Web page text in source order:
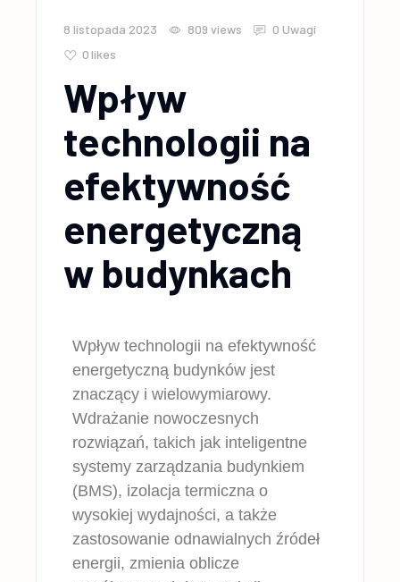
8 listopada 2023 809views
0 Uwagi
0 likes
Wpływ
technologii na
efektywność
energetyczną
w budynkach
Wpływ technologii na efektywność
energetyczną budynków jest
znaczący i wielowymiarowy.
Wdrażanie nowoczesnych
rozwiązań, takich jak inteligentne
systemy zarządzania budynkiem
(BMS), izolacja termiczna o
wysokiej wydajności, a także
zastosowanie odnawialnych źródeł
energii, zmienia oblicze